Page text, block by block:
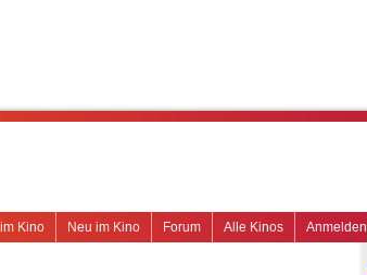
Anmelden
Alle Kinos
Forum
Neu im Kino
Kino